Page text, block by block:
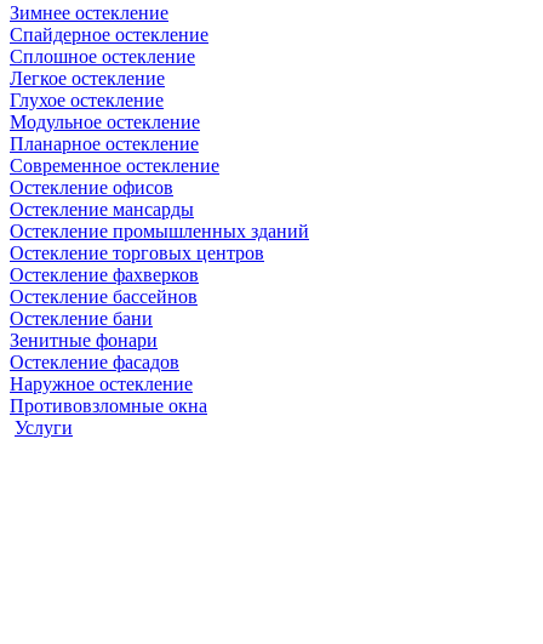
Зимнее остекление
Спайдерное остекление
Сплошное остекление
Легкое остекление
Глухое остекление
Модульное остекление
Планарное остекление
Современное остекление
Остекление офисов
Остекление мансарды
Остекление промышленных зданий
Остекление торговых центров
Остекление фахверков
Остекление бассейнов
Остекление бани
Зенитные фонари
Остекление фасадов
Наружное остекление
Противовзломные окна
Услуги